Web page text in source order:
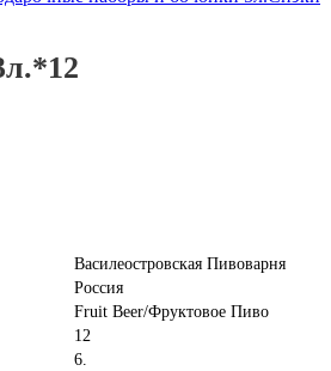
Василеостровская Пивоварня
Россия
Fruit Beer/Фруктовое Пиво
12
6.